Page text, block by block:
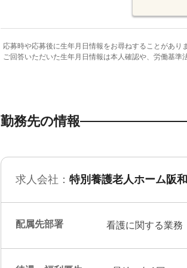
応募時や応募後に生年月日情報をお尋ねすることがあ
ご回答いただいた生年月日情報は本人確認や、労働基準
勤務先の情報
求人会社： 特別養護老人ホーム阪
配属先部署 看護に関する業務